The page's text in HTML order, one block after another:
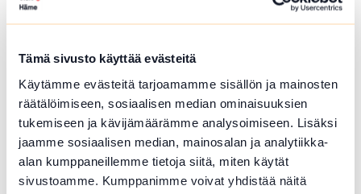
Tämä sivusto käyttää evästeitä
Käytämme evästeitä tarjoamamme sisällön ja mainosten
räätälöimiseen, sosiaalisen median ominaisuuksien
tukemiseen ja kävijämäärämme analysoimiseen. Lisäksi
jaamme sosiaalisen median, mainosalan ja analytiikka-
alan kumppaneillemme tietoja siitä, miten käytät
sivustoamme. Kumppanimme voivat yhdistää näitä
Kesäkirppis Hämeen
Hämeenlinna
Kesäkirppis Hämeen Härkätie 12.
kesäkausi. Kierrätys-ja keräilyhengessä
maaseudulla, piipahda vaikka jäätelölle.
Kuuntelemaan eläinten ääniä ja
tapaamaan vanhoja tuttuja.